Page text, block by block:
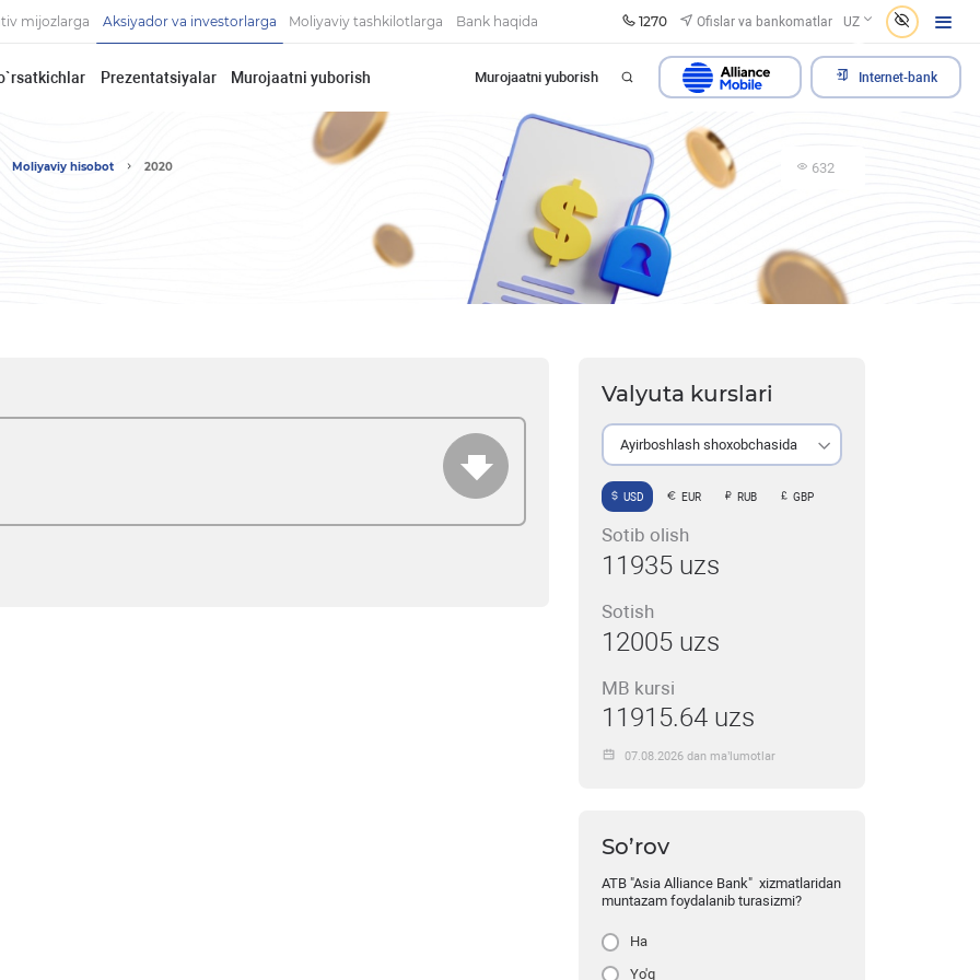
mijozlarga Aksiyador va investorlarga Moliyaviy tashkilotlarga Bank haqida 1270 Ofislar va bankomatlar UZ
Prezentatsiyalar Murojaatni yuborish Murojaatni yuborish Internet-bank
Moliyaviy hisobot 2020 632
Valyuta kurslari
Ayirboshlash shoxobchasida
USD EUR RUB GBP
Sotib olish
11935 uzs
Sotish
12005 uzs
MB kursi
11915.64 uzs
07.08.2026 dan ma’lumotlar
So’rov
ATB "Asia Alliance Bank" xizmatlaridan
muntazam foydalanib turasizmi?
Ha
Yo'q